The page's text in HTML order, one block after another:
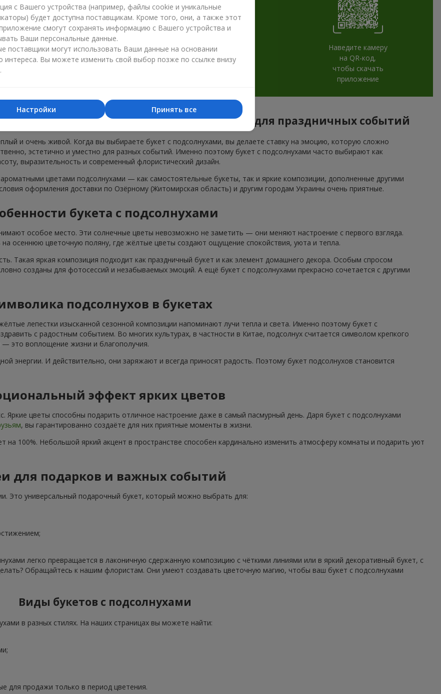
Наведите камеру
на QR-код,
чтобы скачать
приложение
в г. Озёрное (Житомирская область) для праздничных событий
и очень живой. Когда вы выбираете букет с подсолнухами, вы делаете ставку на эмоцию, которую сложно
эстетично и уместно для разных событий. Именно поэтому букет с подсолнухами часто выбирают как
выразительность и современный флористический дизайн.
цветами подсолнухами — как самостоятельные букеты, так и яркие композиции, дополненные другими
оформления доставки по Озёрному (Житомирская область) и другим городам Украины очень приятные.
букета с подсолнухами
особое место. Эти солнечные цветы невозможно не заметить — они меняют настроение с первого взгляда.
осеннюю цветочную поляну, где жёлтые цветы создают ощущение спокойствия, уюта и тепла.
Такая яркая композиция подходит как праздничный букет и как элемент домашнего декора. Особым спросом
созданы для фотосессий и незабываемых эмоций. А ещё букет с подсолнухами прекрасно сочетается с другими
подсолнухов в букетах
лепестки изысканной сезонной композиции напоминают лучи тепла и света. Именно поэтому букет с
с радостным событием. Во многих культурах, в частности в Китае, подсолнух считается символом крепкого
это воплощение жизни и благополучия.
энергии. И действительно, они заряжают и всегда приносят радость. Поэтому букет подсолнухов становится
эффект ярких цветов
Яркие цветы способны подарить отличное настроение даже в самый пасмурный день. Даря букет с подсолнухами
, вы гарантированно создаёте для них приятные моменты в жизни.
100%. Небольшой яркий акцент в пространстве способен кардинально изменить атмосферу комнаты и подарить уют
для подарков и важных событий
Это универсальный подарочный букет, который можно выбрать для:
легко превращается в лаконичную сдержанную композицию с чёткими линиями или в яркий декоративный букет, с
Обращайтесь к нашим флористам. Они умеют создавать цветочную магию, чтобы ваш букет с подсолнухами
Виды букетов с подсолнухами
в разных стилях. На наших страницах вы можете найти:
для продажи только в период цветения.
с Вашего устройства (например, файлы cookie и уникальные
будет доступна поставщикам. Кроме того, они, а также этот
смогут сохранять информацию с Вашего устройства и
Ваши персональные данные.
поставщики могут использовать Ваши данные на основании
интереса. Вы можете изменить свой выбор позже по ссылке внизу
Принять все
Настройки